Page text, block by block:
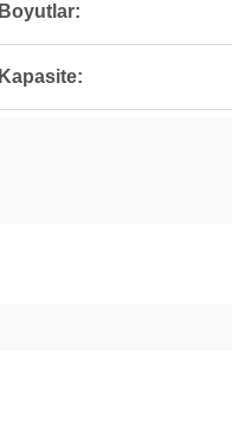
Boyutlar:
Kapasite: